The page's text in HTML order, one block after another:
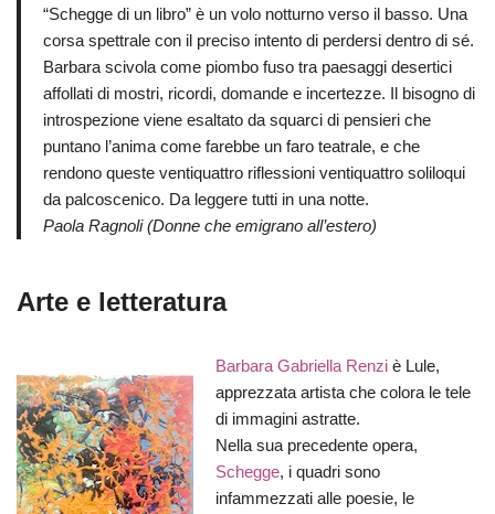
“Schegge di un libro” è un volo notturno verso il basso. Una
corsa spettrale con il preciso intento di perdersi dentro di sé.
Barbara scivola come piombo fuso tra paesaggi desertici
affollati di mostri, ricordi, domande e incertezze. Il bisogno di
introspezione viene esaltato da squarci di pensieri che
puntano l’anima come farebbe un faro teatrale, e che
rendono queste ventiquattro riflessioni ventiquattro soliloqui
da palcoscenico. Da leggere tutti in una notte.
Paola Ragnoli (Donne che emigrano all’estero)
Arte e letteratura
Barbara Gabriella Renzi è Lule,
apprezzata artista che colora le tele
di immagini astratte.
Nella sua precedente opera,
Schegge, i quadri sono
infammezzati alle poesie, le